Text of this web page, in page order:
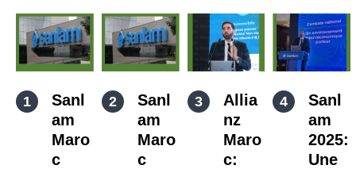
Sanl
am
Maro
c
Sanl
am
Maro
c
Allia
nz
Maro
c:
Sanl
am
2025:
Une